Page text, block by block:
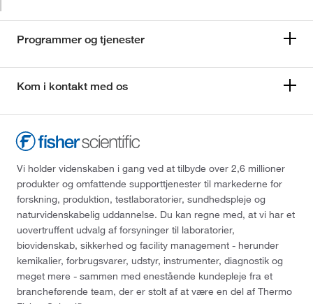
Programmer og tjenester
Kom i kontakt med os
Vi holder videnskaben i gang ved at tilbyde over 2,6 millioner
produkter og omfattende supporttjenester til markederne for
forskning, produktion, testlaboratorier, sundhedspleje og
naturvidenskabelig uddannelse. Du kan regne med, at vi har et
uovertruffent udvalg af forsyninger til laboratorier,
biovidenskab, sikkerhed og facility management - herunder
kemikalier, forbrugsvarer, udstyr, instrumenter, diagnostik og
meget mere - sammen med enestående kundepleje fra et
brancheførende team, der er stolt af at være en del af Thermo